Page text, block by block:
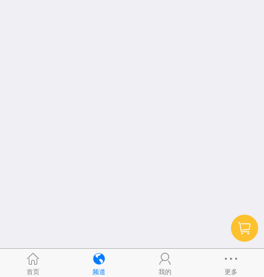
首页 频道 我的 更多